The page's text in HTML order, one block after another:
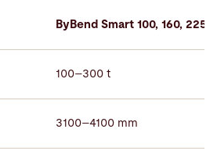
ByBend Smart 100, 160, 225,
100–300 t
3100–4100 mm